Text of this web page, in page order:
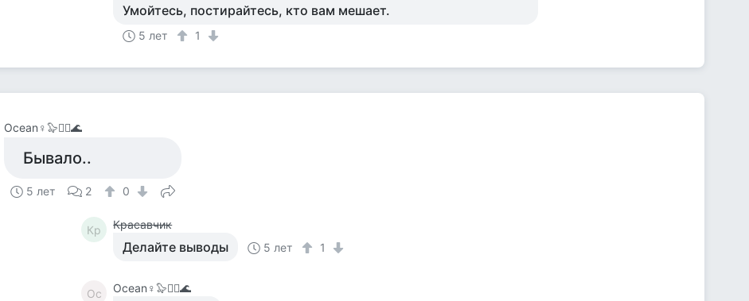
Умойтесь, постирайтесь, кто вам мешает.
5 лет 1
Ocean♀️🦭🧞‍♀️🌊
Бывало..
5 лет 2 0
Кр Красавчик
Делайте выводы 5 лет 1
Oc Ocean♀️🦭🧞‍♀️🌊